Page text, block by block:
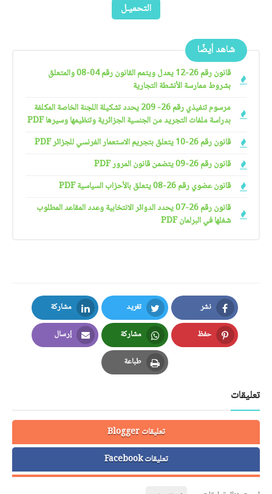
التحميـل
شاهد أيضًا
قانون رقم 26-12 يعدل ويتمم القانون رقم 04-08 والمتعلق
بشروط ممارسة الأنشطة التجارية
مرسوم تنفيذي رقم 26- 209 يحدد تشكيلة اللجنة الخاصة المكلفة
بدراسة ملفات التجريد من الجنسية الجزائرية وتنظيمها وسيرها PDF
قانون رقم 26-10 يتعلق بتجريم الاستعمار الفرنسي للجزائر PDF
قانون رقم 26-09 يتضمن قانون المرور PDF
قانون عضوي رقم 26-08 يتعلق بالأحزاب السياسية PDF
قانون رقم 26-07 يحدد الدوائر الانتخابية وعدد المقاعد المطلوب
شغلها في البرلمان PDF
نشر
Facebook
تغريد
Twitter
مشاركة
LinkedIn
حفظ
Pinterest
مشاركة
Whatsapp
إرسال
Email
طباعة
Print
تعليقات
تعليقات Blogger
تعليقات Facebook